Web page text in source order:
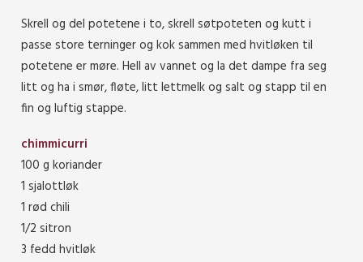
Skrell og del potetene i to, skrell søtpoteten og kutt i
passe store terninger og kok sammen med hvitløken til
potetene er møre. Hell av vannet og la det dampe fra seg
litt og ha i smør, fløte, litt lettmelk og salt og stapp til en
fin og luftig stappe.
chimmicurri
100 g koriander
1 sjalottløk
1 rød chili
1/2 sitron
3 fedd hvitløk